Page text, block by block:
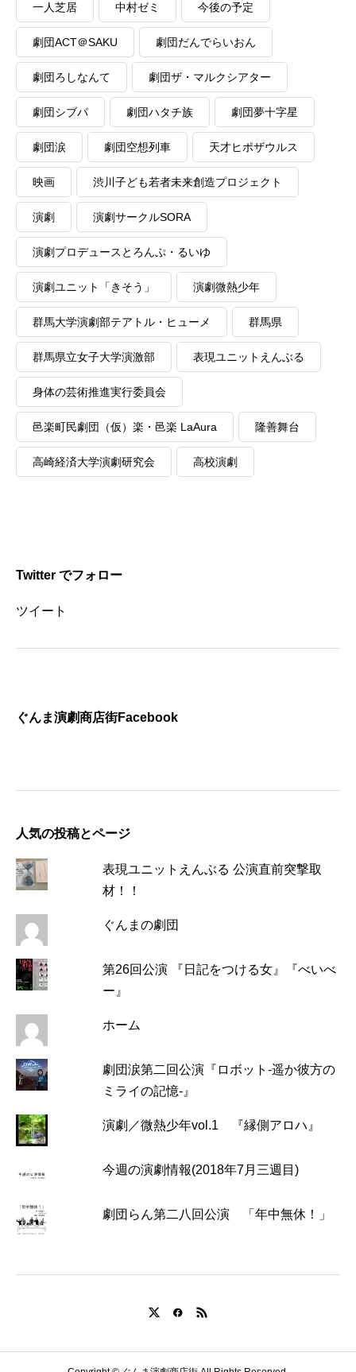
一人芝居 中村ゼミ 今後の予定
劇団ACT＠SAKU 劇団だんでらいおん
劇団ろしなんて 劇団ザ・マルクシアター
劇団シブパ 劇団ハタチ族 劇団夢十字星
劇団涙 劇団空想列車 天才ヒポザウルス
映画 渋川子ども若者未来創造プロジェクト
演劇 演劇サークルSORA
演劇プロデュースとろんぷ・るいゆ
演劇ユニット「きそう」 演劇微熱少年
群馬大学演劇部テアトル・ヒューメ 群馬県
群馬県立女子大学演激部 表現ユニットえんぶる
身体の芸術推進実行委員会
邑楽町民劇団（仮）楽・邑楽 LaAura 隆善舞台
高崎経済大学演劇研究会 高校演劇
Twitter でフォロー
ツイート
ぐんま演劇商店街Facebook
人気の投稿とページ
表現ユニットえんぶる 公演直前突撃取
材！！
ぐんまの劇団
第26回公演 『日記をつける女』『べいべ
ー』
ホーム
劇団涙第二回公演『ロボット-遥か彼方の
ミライの記憶-』
演劇／微熱少年vol.1 『縁側アロハ』
今週の演劇情報(2018年7月三週目)
劇団らん第二八回公演 「年中無休！」